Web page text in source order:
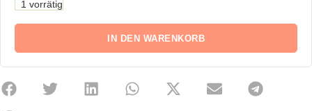
1 vorrätig
IN DEN WARENKORB